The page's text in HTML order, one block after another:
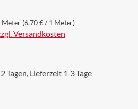
Meter (6,70 € / 1 Meter)
Versandkosten
Tagen, Lieferzeit 1-3 Tage